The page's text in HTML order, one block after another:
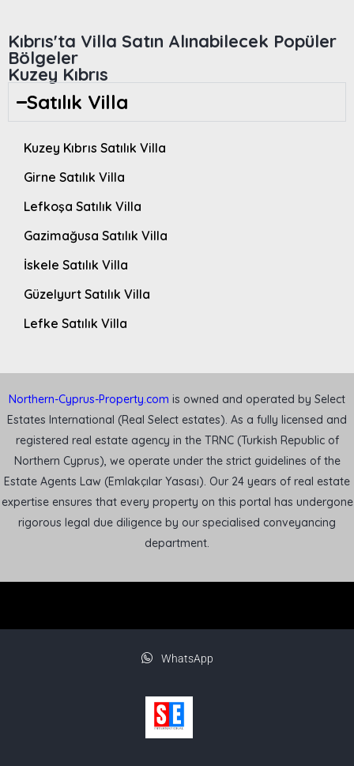
Kıbrıs'ta Villa Satın Alınabilecek Popüler
Bölgeler
Kuzey Kıbrıs
Satılık Villa
Kuzey Kıbrıs Satılık Villa
Girne Satılık Villa
Lefkoşa Satılık Villa
Gazimağusa Satılık Villa
İskele Satılık Villa
Güzelyurt Satılık Villa
Lefke Satılık Villa
Northern-Cyprus-Property.com is owned and operated by Select
Estates International (Real Select estates). As a fully licensed and
registered real estate agency in the TRNC (Turkish Republic of
Northern Cyprus), we operate under the strict guidelines of the
Estate Agents Law (Emlakçılar Yasası). Our 24 years of real estate
expertise ensures that every property on this portal has undergone
rigorous legal due diligence by our specialised conveyancing
department.
WhatsApp